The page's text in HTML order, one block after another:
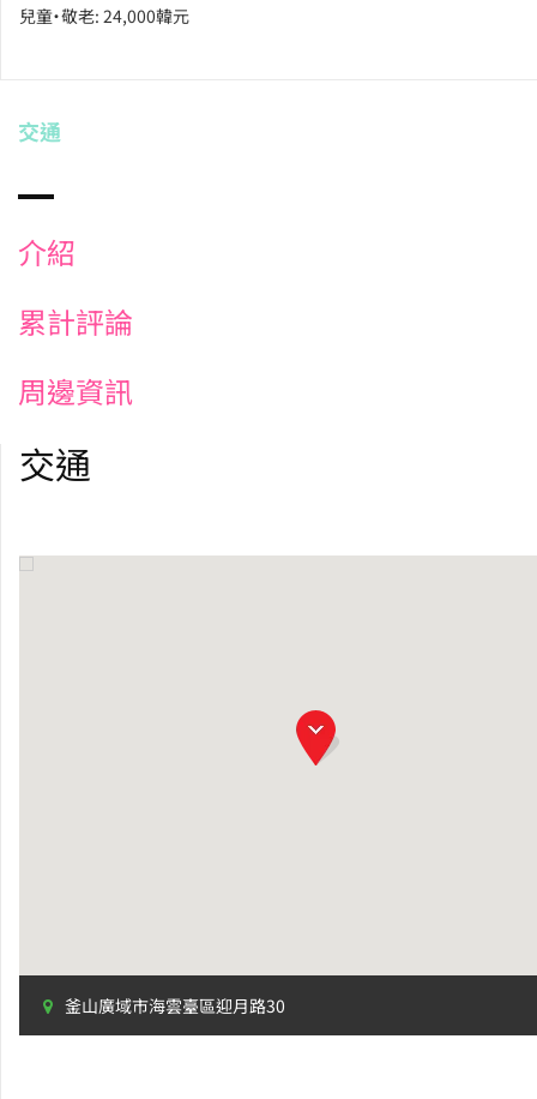
兒童‧敬老: 24,000韓元
交通
介紹
累計評論
周邊資訊
交通
釜山廣域市海雲臺區迎月路30